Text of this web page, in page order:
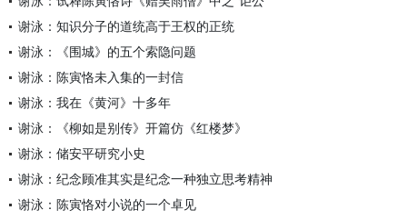
谢泳：知识分子的道统高于王权的正统
谢泳：《围城》的五个索隐问题
谢泳：陈寅恪未入集的一封信
谢泳：我在《黄河》十多年
谢泳：《柳如是别传》开篇仿《红楼梦》
谢泳：储安平研究小史
谢泳：纪念顾准其实是纪念一种独立思考精神
谢泳：陈寅恪对小说的一个卓见